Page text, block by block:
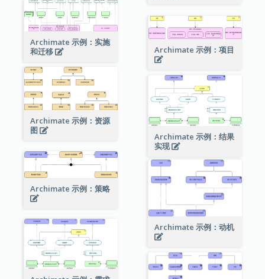
Archimate 示例：实施
和迁移
Archimate 示例：项目
Archimate 示例：资源
图
Archimate 示例：结果
实现
Archimate 示例：策略
Archimate 示例：动机